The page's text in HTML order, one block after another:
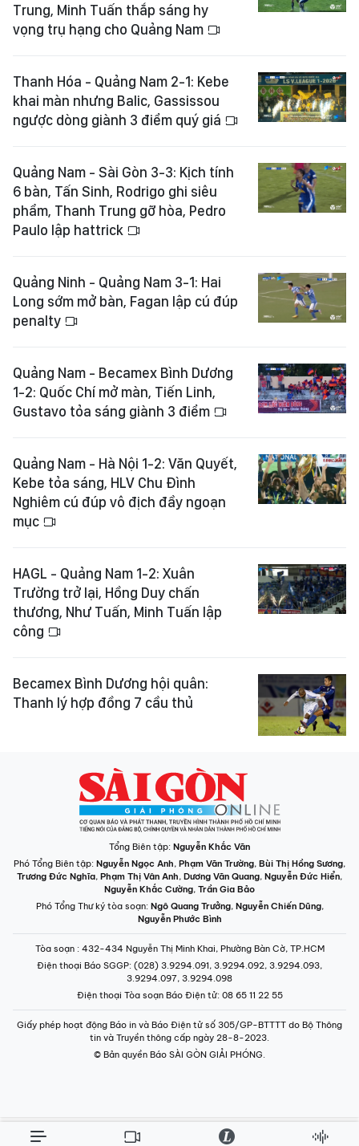
Trung, Minh Tuấn thắp sáng hy
vọng trụ hạng cho Quảng Nam
Thanh Hóa - Quảng Nam 2-1: Kebe
khai màn nhưng Balic, Gassissou
ngược dòng giành 3 điểm quý giá
Quảng Nam - Sài Gòn 3-3: Kịch tính
6 bàn, Tấn Sinh, Rodrigo ghi siêu
phẩm, Thanh Trung gỡ hòa, Pedro
Paulo lập hattrick
Quảng Ninh - Quảng Nam 3-1: Hai
Long sớm mở bàn, Fagan lập cú đúp
penalty
Quảng Nam - Becamex Bình Dương
1-2: Quốc Chí mở màn, Tiến Linh,
Gustavo tỏa sáng giành 3 điểm
Quảng Nam - Hà Nội 1-2: Văn Quyết,
Kebe tỏa sáng, HLV Chu Đình
Nghiêm cú đúp vô địch đầy ngoạn
mục
HAGL - Quảng Nam 1-2: Xuân
Trường trở lại, Hồng Duy chấn
thương, Như Tuấn, Minh Tuấn lập
công
Becamex Bình Dương hội quân:
Thanh lý hợp đồng 7 cầu thủ
Tổng Biên tập: Nguyễn Khắc Văn
Phó Tổng Biên tập: Nguyễn Ngọc Anh, Phạm Văn Trường, Bùi Thị Hồng Sương,
Trương Đức Nghĩa, Phạm Thị Vân Anh, Dương Văn Quang, Nguyễn Đức Hiển,
Nguyễn Khắc Cường, Trần Gia Bảo
Phó Tổng Thư ký tòa soạn: Ngô Quang Trưởng, Nguyễn Chiến Dũng,
Nguyễn Phước Bình
Tòa soạn : 432-434 Nguyễn Thị Minh Khai, Phường Bàn Cờ, TP.HCM
Điện thoại Báo SGGP: (028) 3.9294.091, 3.9294.092, 3.9294.093,
3.9294.097, 3.9294.098
Điện thoại Tòa soạn Báo Điện tử: 08 65 11 22 55
Giấy phép hoạt động Báo in và Báo Điện tử số 305/GP-BTTTT do Bộ Thông
tin và Truyền thông cấp ngày 28-8-2023.
© Bản quyền Báo SÀI GÒN GIẢI PHÓNG.